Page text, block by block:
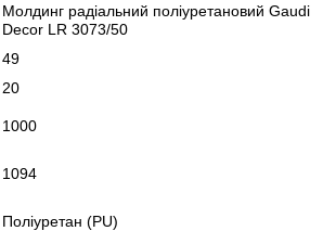
Молдинг радіальний поліуретановий Gaudi
Decor LR 3073/50
49
20
1000
1094
Поліуретан (PU)